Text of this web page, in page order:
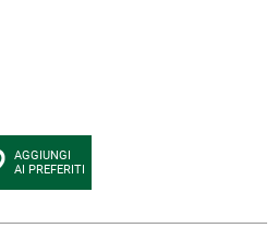
AGGIUNGI
AI PREFERITI